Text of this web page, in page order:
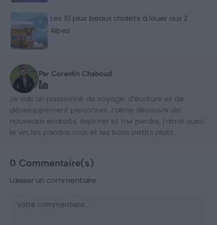
Les 10 plus beaux chalets à louer aux 2
Alpes
Par Corentin Chaboud
Je suis un passionné de voyage, d’écriture et de
développement personnel. J’aime découvrir de
nouveaux endroits, explorer et me perdre, j'aime aussi
le vin, les pandas roux et les bons petits plats.
0 Commentaire(s)
Laisser un commentaire